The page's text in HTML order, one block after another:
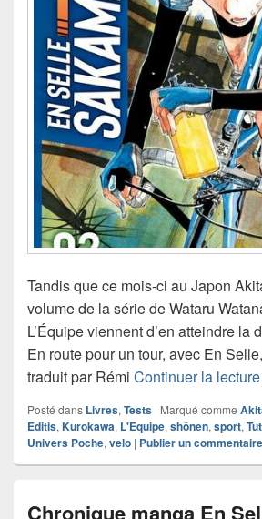
Tandis que ce mois-ci au Japon
volume de la série de Wataru
L’Équipe viennent d’en atteindre la
En route pour un tour, avec En
traduit par Rémi Continuer la lecture
Posté dans Livres, Tests | Marqué comme
Editis, Kurokawa, L'Equipe, shônen, sport,
Univers Poche, velo | Publier un commentaire
Chronique manga En